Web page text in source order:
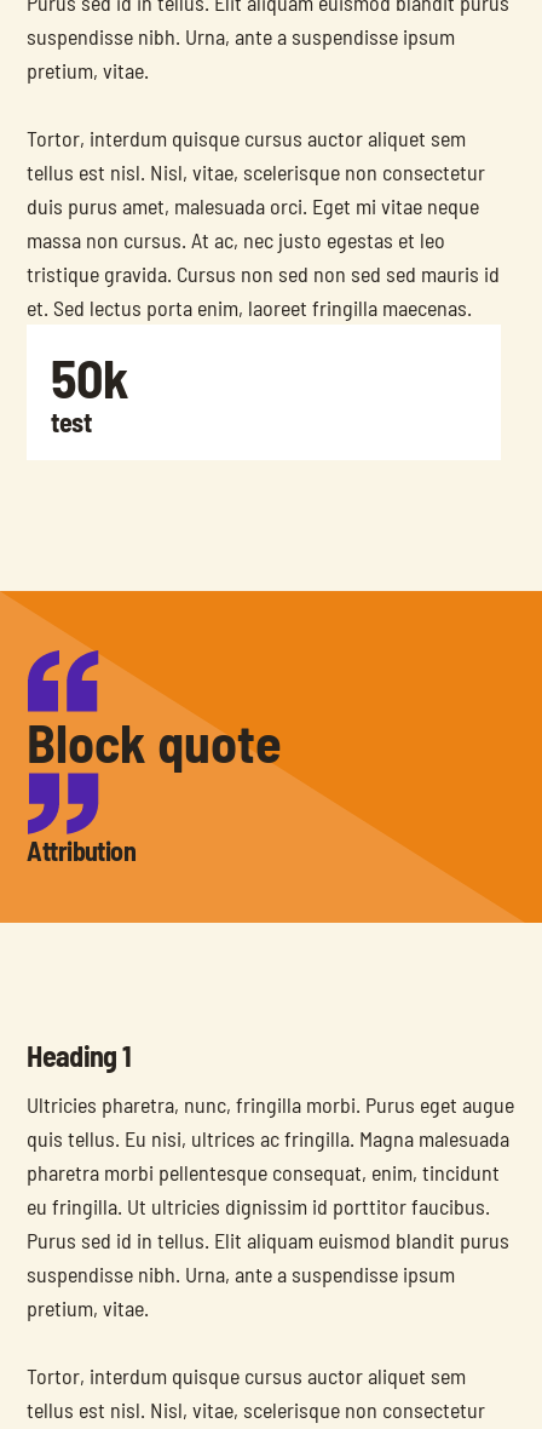
suspendisse nibh. Urna, ante a suspendisse ipsum
pretium, vitae.
Tortor, interdum quisque cursus auctor aliquet sem
tellus est nisl. Nisl, vitae, scelerisque non consectetur
duis purus amet, malesuada orci. Eget mi vitae neque
massa non cursus. At ac, nec justo egestas et leo
tristique gravida. Cursus non sed non sed sed mauris id
et. Sed lectus porta enim, laoreet fringilla maecenas.
50k
test
Block quote
Attribution
Heading 1
Ultricies pharetra, nunc, fringilla morbi. Purus eget augue
quis tellus. Eu nisi, ultrices ac fringilla. Magna malesuada
pharetra morbi pellentesque consequat, enim, tincidunt
eu fringilla. Ut ultricies dignissim id porttitor faucibus.
Purus sed id in tellus. Elit aliquam euismod blandit purus
suspendisse nibh. Urna, ante a suspendisse ipsum
pretium, vitae.
Tortor, interdum quisque cursus auctor aliquet sem
tellus est nisl. Nisl, vitae, scelerisque non consectetur